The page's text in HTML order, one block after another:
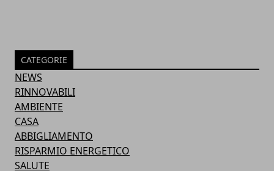
CATEGORIE
NEWS
RINNOVABILI
AMBIENTE
CASA
ABBIGLIAMENTO
RISPARMIO ENERGETICO
SALUTE